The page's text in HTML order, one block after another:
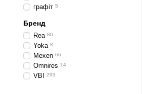
графіт 5
Бренд
Rea 80
Yoka 8
Mexen 66
Omnires 14
VBI 293